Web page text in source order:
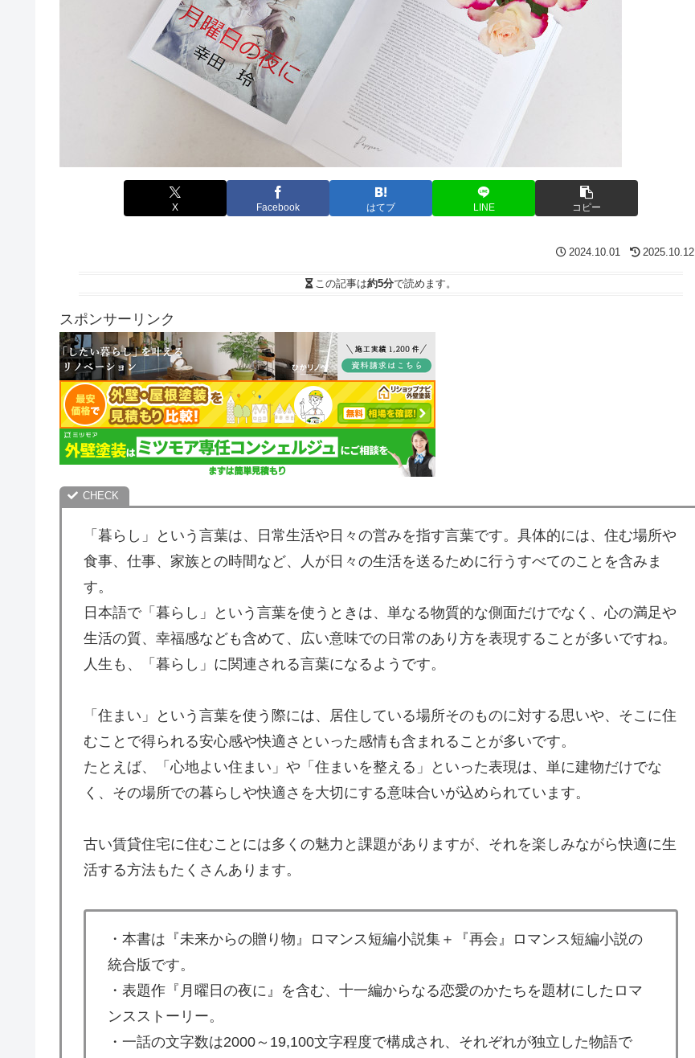
X Facebook はてブ LINE コピー
2024.10.01 2025.10.12
この記事は約5分で読めます。
スポンサーリンク
「暮らし」という言葉は、日常生活や日々の営みを指す言葉です。具体的には、住む場所や
食事、仕事、家族との時間など、人が日々の生活を送るために行うすべてのことを含みま
す。
日本語で「暮らし」という言葉を使うときは、単なる物質的な側面だけでなく、心の満足や
生活の質、幸福感なども含めて、広い意味での日常のあり方を表現することが多いですね。
人生も、「暮らし」に関連される言葉になるようです。
「住まい」という言葉を使う際には、居住している場所そのものに対する思いや、そこに住
むことで得られる安心感や快適さといった感情も含まれることが多いです。
たとえば、「心地よい住まい」や「住まいを整える」といった表現は、単に建物だけでな
く、その場所での暮らしや快適さを大切にする意味合いが込められています。
古い賃貸住宅に住むことには多くの魅力と課題がありますが、それを楽しみながら快適に生
活する方法もたくさんあります。
・本書は『未来からの贈り物』ロマンス短編小説集＋『再会』ロマンス短編小説の
統合版です。
・表題作『月曜日の夜に』を含む、十一編からなる恋愛のかたちを題材にしたロマ
ンスストーリー。
・一話の文字数は2000～19,100文字程度で構成され、それぞれが独立した物語で